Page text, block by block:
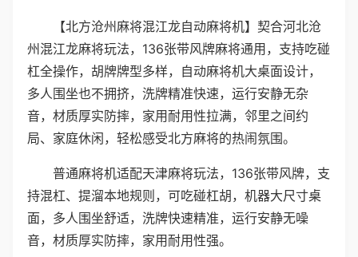
【北方沧州麻将混江龙自动麻将机】契合河北沧
州混江龙麻将玩法，136张带风牌麻将通用，支持吃碰
杠全操作，胡牌牌型多样，自动麻将机大桌面设计，
多人围坐也不拥挤，洗牌精准快速，运行安静无杂
音，材质厚实防摔，家用耐用性拉满，邻里之间约
局、家庭休闲，轻松感受北方麻将的热闹氛围。
普通麻将机适配天津麻将玩法，136张带风牌，支
持混杠、提溜本地规则，可吃碰杠胡，机器大尺寸桌
面，多人围坐舒适，洗牌快速精准，运行安静无噪
音，材质厚实防摔，家用耐用性强。